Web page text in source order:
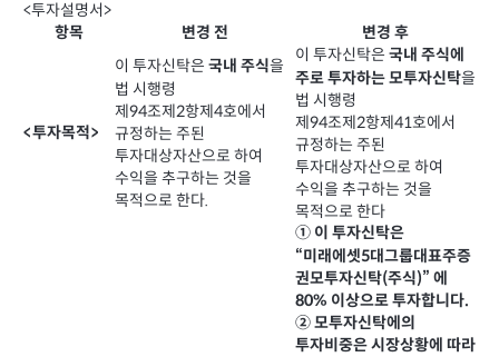
<투자설명서>
항목
변경 전 변경 후
<투자목적>
이 투자신탁은 국내 주식을
법 시행령
제94조제2항제4호에서
규정하는 주된
투자대상자산으로 하여
수익을 추구하는 것을
목적으로 한다.
이 투자신탁은 국내 주식에
주로 투자하는 모투자신탁을
법 시행령
제94조제2항제41호에서
규정하는 주된
투자대상자산으로 하여
수익을 추구하는 것을
목적으로 한다
① 이 투자신탁은
“미래에셋5대그룹대표주증
권모투자신탁(주식)” 에
80% 이상으로 투자합니다.
② 모투자신탁에의
투자비중은 시장상황에 따라